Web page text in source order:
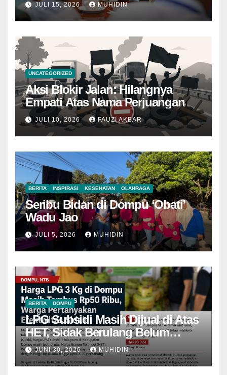
JULI 15, 2026 MUHIDIN
UNCATEGORIZED
Aksi Blokir Jalan: Hilangnya
Empati Atas Nama Perjuangan
JULI 10, 2026 FAUZI AKBAR
BERITA INSPIRASI KESEHATAN OLAHRAGA
Seribu Bidan di Dompu ‘Obati’
Wadu Jao
JULI 5, 2026 MUHIDIN
BERITA DOMPU
LPG Subsidi Masih Dijual di Atas
HET, Sidak Berulang Belum
Mampu Menekan Harga
JUNI 30, 2026 MUHIDIN